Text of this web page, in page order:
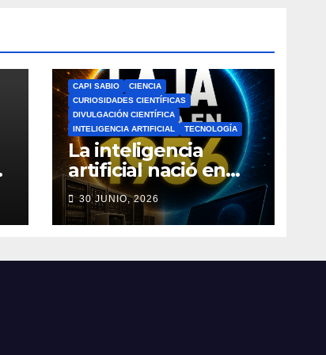
CAPI SABIO
CIENCIA
CURIOSIDADES CIENTÍFICAS
DIVULGACIÓN CIENTÍFICA
INTELIGENCIA ARTIFICIAL
TECNOLOGÍA
La inteligencia
artificial nació en
1956: el verdadero
origen de la IA que
cambió el mundo
30 JUNIO, 2026